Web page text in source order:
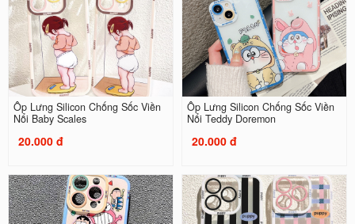
Ốp Lưng Silicon Chống Sốc Viền
Nổi Baby Scales
20.000 đ
Ốp Lưng Silicon Chống Sốc Viền
Nổi Teddy Doremon
20.000 đ